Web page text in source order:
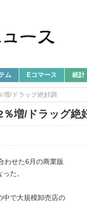
ム Eコマース 統計
増/ドラッグ絶好調
増/ドラッグ絶
わせた6月の商業販
た。
中で大規模卸売店の